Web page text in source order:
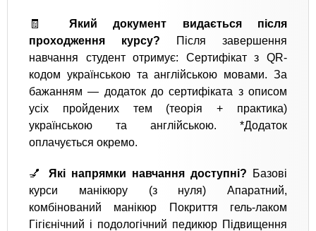
🧾 Який документ видається після
проходження курсу? Після завершення
навчання студент отримує: Сертифікат з QR-
кодом українською та англійською мовами. За
бажанням — додаток до сертифіката з описом
усіх пройдених тем (теорія + практика)
українською та англійською. *Додаток
оплачується окремо.
💅 Які напрямки навчання доступні? Базові
курси манікюру (з нуля) Апаратний,
комбінований манікюр Покриття гель-лаком
Гігієнічний і подологічний педикюр Підвищення